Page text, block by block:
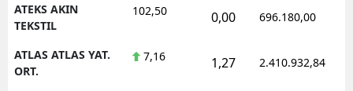
ATEKS AKIN
TEKSTIL
102,50 0,00 696.180,00
ATLAS ATLAS YAT.
ORT.
7,16 1,27 2.410.932,84